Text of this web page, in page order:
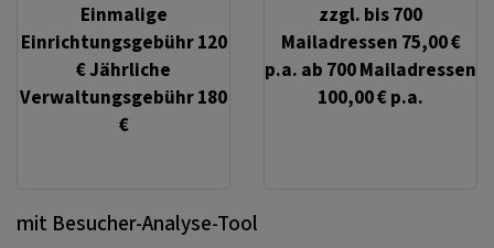
Einmalige
Einrichtungsgebühr 120
€ Jährliche
Verwaltungsgebühr 180
€
zzgl. bis 700
Mailadressen 75,00 €
p.a. ab 700 Mailadressen
100,00 € p.a.
mit Besucher-Analyse-Tool